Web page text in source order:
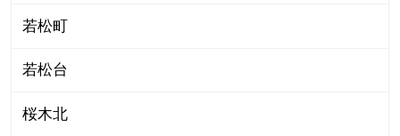
若松町
若松台
桜木北